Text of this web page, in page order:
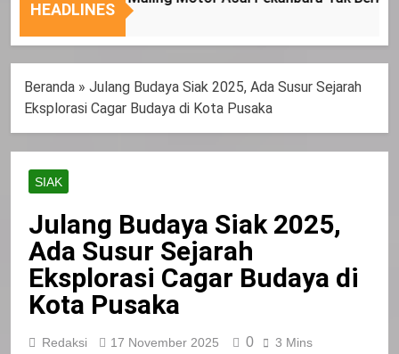
Nasional
Tepat
HEADLINES
Beranda » Julang Budaya Siak 2025, Ada Susur Sejarah
Eksplorasi Cagar Budaya di Kota Pusaka
SIAK
Julang Budaya Siak 2025,
Ada Susur Sejarah
Eksplorasi Cagar Budaya di
Kota Pusaka
Redaksi 17 November 2025 0 3 Mins